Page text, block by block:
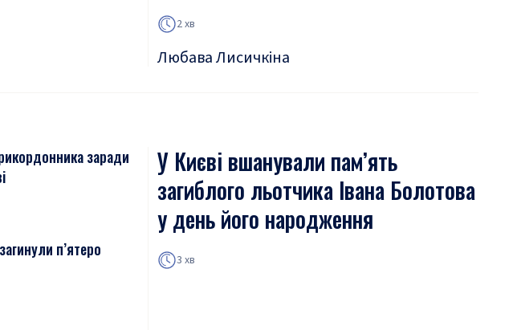
2 хв
Любава Лисичкіна
заради
п’ятеро
У Києві вшанували пам’ять
загиблого льотчика Івана Болотова
у день його народження
3 хв